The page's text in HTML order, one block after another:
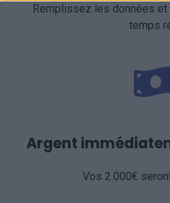
Remplissez les données
temps
Argent
Vos 2.000€